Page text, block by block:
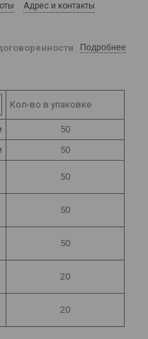
Адрес и контакты
Подробнее
Кол-во в упаковке
50
50
50
50
50
20
20